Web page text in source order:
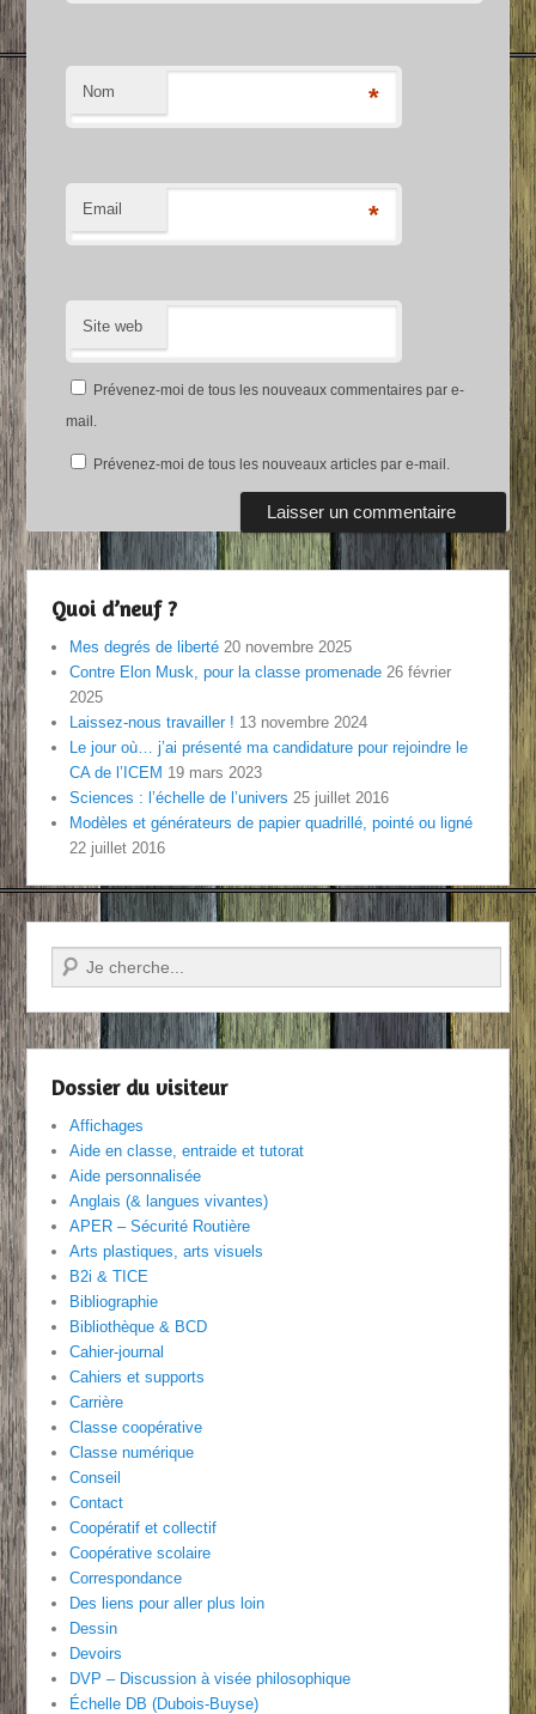
Nom *
Email *
Site web
Prévenez-moi de tous les nouveaux commentaires par e-
mail.
Prévenez-moi de tous les nouveaux articles par e-mail.
Quoi d’neuf ?
Mes degrés de liberté 20 novembre 2025
Contre Elon Musk, pour la classe promenade 26 février
2025
Laissez-nous travailler ! 13 novembre 2024
Le jour où… j’ai présenté ma candidature pour rejoindre le
CA de l’ICEM 19 mars 2023
Sciences : l’échelle de l’univers 25 juillet 2016
Modèles et générateurs de papier quadrillé, pointé ou ligné
22 juillet 2016
Recherche
Dossier du visiteur
Affichages
Aide en classe, entraide et tutorat
Aide personnalisée
Anglais (& langues vivantes)
APER – Sécurité Routière
Arts plastiques, arts visuels
B2i & TICE
Bibliographie
Bibliothèque & BCD
Cahier-journal
Cahiers et supports
Carrière
Classe coopérative
Classe numérique
Conseil
Contact
Coopératif et collectif
Coopérative scolaire
Correspondance
Des liens pour aller plus loin
Dessin
Devoirs
DVP – Discussion à visée philosophique
Échelle DB (Dubois-Buyse)